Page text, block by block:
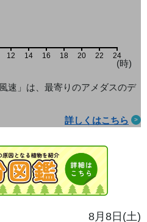
12 14 16 18 20 22 24
(時)
速」は、最寄りのアメダスのデ
詳しくはこちら
8月8日(土)